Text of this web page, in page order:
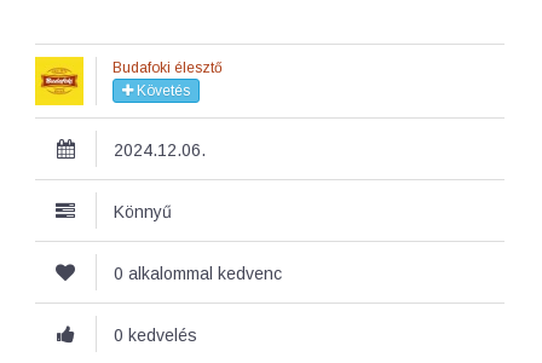
Budafoki élesztő
Követés
2024.12.06.
Könnyű
0 alkalommal kedvenc
0 kedvelés